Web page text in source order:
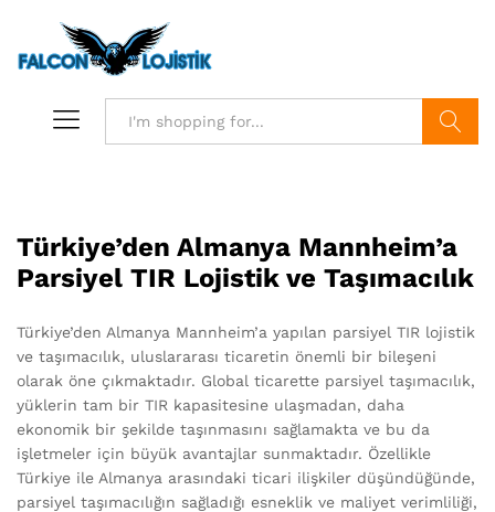
Türkiye’den Almanya Mannheim’a
Parsiyel TIR Lojistik ve Taşımacılık
Türkiye’den Almanya Mannheim’a yapılan parsiyel TIR lojistik
ve taşımacılık, uluslararası ticaretin önemli bir bileşeni
olarak öne çıkmaktadır. Global ticarette parsiyel taşımacılık,
yüklerin tam bir TIR kapasitesine ulaşmadan, daha
ekonomik bir şekilde taşınmasını sağlamakta ve bu da
işletmeler için büyük avantajlar sunmaktadır. Özellikle
Türkiye ile Almanya arasındaki ticari ilişkiler düşündüğünde,
parsiyel taşımacılığın sağladığı esneklik ve maliyet verimliliği,